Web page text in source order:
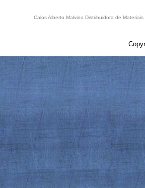
Calos Alberto Malvino Distribuidora de